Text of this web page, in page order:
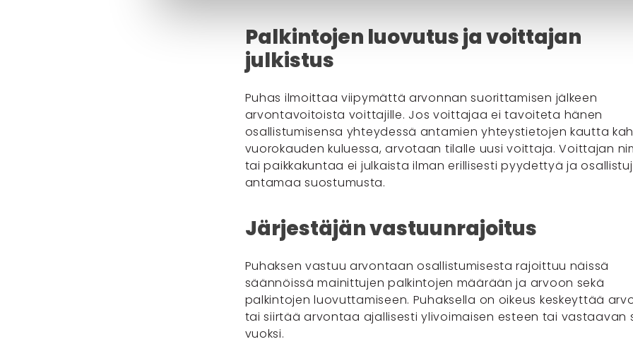
Palkintojen luovutus ja voittajan
julkistus
Puhas ilmoittaa viipymättä arvonnan suorittamisen jälkeen
arvontavoitoista voittajille. Jos voittajaa ei tavoiteta hänen
osallistumisensa yhteydessä antamien yhteystietojen kautta
vuorokauden kuluessa, arvotaan tilalle uusi voittaja. Voittajan
tai paikkakuntaa ei julkaista ilman erillisesti pyydettyä ja
antamaa suostumusta.
Järjestäjän vastuunrajoitus
Puhaksen vastuu arvontaan osallistumisesta rajoittuu näissä
säännöissä mainittujen palkintojen määrään ja arvoon sekä
palkintojen luovuttamiseen. Puhaksella on oikeus keskeyttää
tai siirtää arvontaa ajallisesti ylivoimaisen esteen tai vastaavan
vuoksi.